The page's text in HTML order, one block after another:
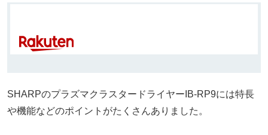
SHARPのプラズマクラスタードライヤーIB-RP9には特長
や機能などのポイントがたくさんありました。